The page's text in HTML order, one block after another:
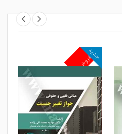
پرفروش
جدید